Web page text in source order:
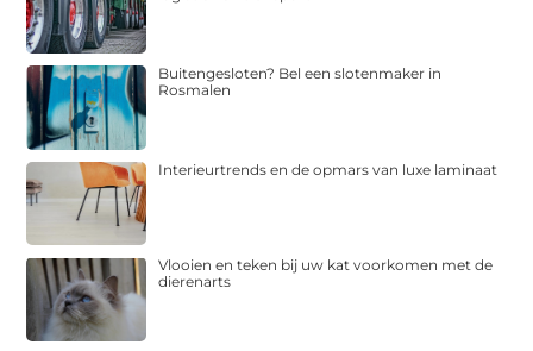
Buitengesloten? Bel een slotenmaker in
Rosmalen
Interieurtrends en de opmars van luxe laminaat
Vlooien en teken bij uw kat voorkomen met de
dierenarts